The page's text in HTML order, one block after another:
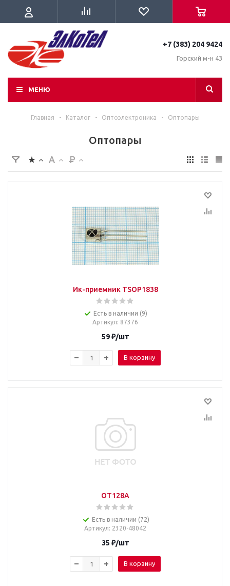
+7 (383) 204 9424
Горский м-н 43
МЕНЮ
Главная - Каталог - Оптоэлектроника - Оптопары
Оптопары
Ик-приемник TSOP1838
Есть в наличии (9)
Артикул: 87376
59₽/шт
В корзину
ОТ128А
Есть в наличии (72)
Артикул: 2320-48042
35 ₽/шт
В корзину